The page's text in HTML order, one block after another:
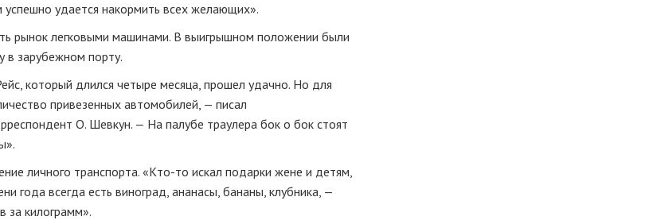
удается накормить всех желающих».
рынок легковыми машинами. В выигрышном положении были
в зарубежном порту.
который длился четыре месяца, прошел удачно. Но для
привезенных автомобилей, — писал
О. Шевкун. — На палубе траулера бок о бок стоят
личного транспорта. «Кто-то искал подарки жене и детям,
года всегда есть виноград, ананасы, бананы, клубника, —
за килограмм».